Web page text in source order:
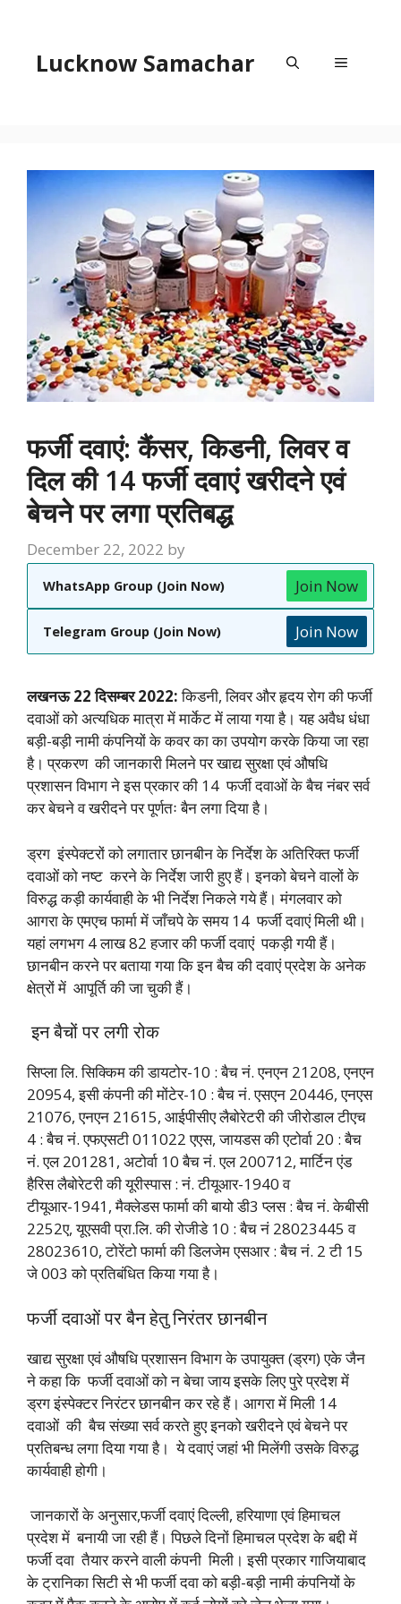
contentLucknow Samachar Menu
फर्जी दवाएं: कैंसर, किडनी, लिवर व
दिल की 14 फर्जी दवाएं खरीदने एवं
बेचने पर लगा प्रतिबद्ध
December 22, 2022 by
WhatsApp Group (Join Now) Join Now
Telegram Group (Join Now) Join Now
लखनऊ 22 दिसम्बर 2022:किडनी, लिवर और हृदय रोग की फर्जी
दवाओं को अत्यधिक मात्रा में मार्केट में लाया गया है। यह अवैध धंधा
बड़ी-बड़ी नामी कंपनियों के कवर का का उपयोग करके किया जा रहा
है। प्रकरण की जानकारी मिलने पर खाद्य सुरक्षा एवं औषधि
प्रशासन विभाग ने इस प्रकार की 14 फर्जी दवाओं के बैच नंबर सर्व
कर बेचने व खरीदने पर पूर्णतः बैन लगा दिया है।
ड्रग इंस्पेक्टरों को लगातार छानबीन के निर्देश के अतिरिक्त फर्जी
दवाओं को नष्ट करने के निर्देश जारी हुए हैं। इनको बेचने वालों के
विरुद्ध कड़ी कार्यवाही के भी निर्देश निकले गये हैं। मंगलवार को
आगरा के एमएच फार्मा में जाँचपे के समय 14 फर्जी दवाएं मिली थी।
यहां लगभग 4 लाख 82 हजार की फर्जी दवाएं पकड़ी गयी हैं।
छानबीन करने पर बताया गया कि इन बैच की दवाएं प्रदेश के अनेक
क्षेत्रों में आपूर्ति की जा चुकी हैं।
इन बैचों पर लगी रोक
सिप्ला लि. सिक्किम की डायटोर-10 : बैच नं. एनएन 21208, एनएन
20954, इसी कंपनी की मोंटेर-10 : बैच नं. एसएन 20446, एनएस
21076, एनएन 21615, आईपीसीए लैबोरेटरी की जीरोडाल टीएच
4 : बैच नं. एफएसटी 011022 एएस, जायडस की एटोर्वा 20 : बैच
नं. एल 201281, अटोर्वा 10 बैच नं. एल 200712, मार्टिन एंड
हैरिस लैबोरेटरी की यूरीस्पास : नं. टीयूआर-1940 व
टीयूआर-1941, मैक्लेडस फार्मा की बायो डी3 प्लस : बैच नं. केबीसी
2252ए, यूएसवी प्रा.लि. की रोजीडे 10 : बैच नं 28023445 व
28023610, टोरेंटो फार्मा की डिलजेम एसआर : बैच नं. 2 टी 15
जे 003 को प्रतिबंधित किया गया है।
फर्जी दवाओं पर बैन हेतु निरंतर छानबीन
खाद्य सुरक्षा एवं औषधि प्रशासन विभाग के उपायुक्त (ड्रग) एके जैन
ने कहा कि फर्जी दवाओं को न बेचा जाय इसके लिए पुरे प्रदेश में
ड्रग इंस्पेक्टर निरंटर छानबीन कर रहे हैं। आगरा में मिली 14
दवाओं की बैच संख्या सर्व करते हुए इनको खरीदने एवं बेचने पर
प्रतिबन्ध लगा दिया गया है। ये दवाएं जहां भी मिलेंगी उसके विरुद्ध
कार्यवाही होगी।
जानकारों के अनुसार,फर्जी दवाएं दिल्ली, हरियाणा एवं हिमाचल
प्रदेश में बनायी जा रही हैं। पिछले दिनों हिमाचल प्रदेश के बद्दी में
फर्जी दवा तैयार करने वाली कंपनी मिली। इसी प्रकार गाजियाबाद
के ट्रानिका सिटी से भी फर्जी दवा को बड़ी-बड़ी नामी कंपनियों के